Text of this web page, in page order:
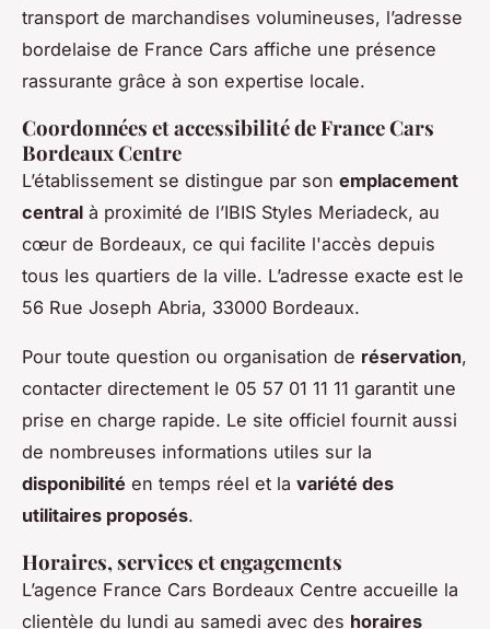
transport de marchandises volumineuses, l’adresse
bordelaise de France Cars affiche une présence
rassurante grâce à son expertise locale.
Coordonnées et accessibilité de France Cars
Bordeaux Centre
L’établissement se distingue par son emplacement
central à proximité de l’IBIS Styles Meriadeck, au
cœur de Bordeaux, ce qui facilite l'accès depuis
tous les quartiers de la ville. L’adresse exacte est le
56 Rue Joseph Abria, 33000 Bordeaux.
Pour toute question ou organisation de réservation,
contacter directement le 05 57 01 11 11 garantit une
prise en charge rapide. Le site officiel fournit aussi
de nombreuses informations utiles sur la
disponibilité en temps réel et la variété des
utilitaires proposés.
Horaires, services et engagements
L’agence France Cars Bordeaux Centre accueille la
clientèle du lundi au samedi avec des horaires